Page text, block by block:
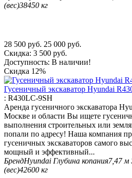
(вес)38450 кг
28 500 руб. 25 000 руб.
Скидка: 3 500 руб.
Доступность: В наличии!
Скидка 12%
Гусеничный экскаватор Hyundai
: R430LC-9SH
Аренда гусеничного экскаватора
Москве и области Вы ищете
выполнения строительных или
попали по адресу! Наша компания
гусеничных экскаваторов самого
мощный и эффективный...
БрендHyundai Глубина копания7,47 м
(вес)42600 кг